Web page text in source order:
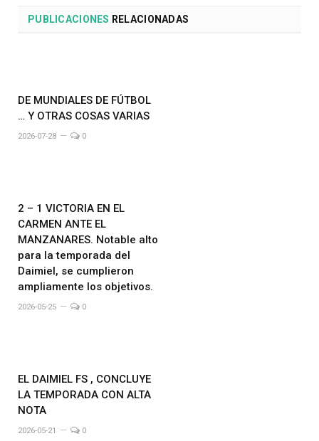
PUBLICACIONES RELACIONADAS
DE MUNDIALES DE FÚTBOL
… Y OTRAS COSAS VARIAS
2026-07-28 0
2 – 1 VICTORIA EN EL
CARMEN ANTE EL
MANZANARES. Notable alto
para la temporada del
Daimiel, se cumplieron
ampliamente los objetivos.
2026-05-25 0
EL DAIMIEL FS , CONCLUYE
LA TEMPORADA CON ALTA
NOTA
2026-05-21 0